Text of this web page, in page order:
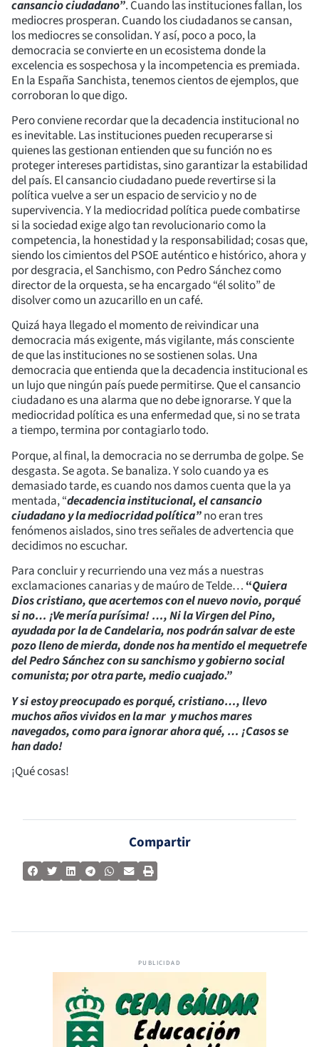
cansancio ciudadano”. Cuando las instituciones fallan, los
mediocres prosperan. Cuando los ciudadanos se cansan,
los mediocres se consolidan. Y así, poco a poco, la
democracia se convierte en un ecosistema donde la
excelencia es sospechosa y la incompetencia es premiada.
En la España Sanchista, tenemos cientos de ejemplos, que
corroboran lo que digo.
Pero conviene recordar que la decadencia institucional no
es inevitable. Las instituciones pueden recuperarse si
quienes las gestionan entienden que su función no es
proteger intereses partidistas, sino garantizar la estabilidad
del país. El cansancio ciudadano puede revertirse si la
política vuelve a ser un espacio de servicio y no de
supervivencia. Y la mediocridad política puede combatirse
si la sociedad exige algo tan revolucionario como la
competencia, la honestidad y la responsabilidad; cosas que,
siendo los cimientos del PSOE auténtico e histórico, ahora y
por desgracia, el Sanchismo, con Pedro Sánchez como
director de la orquesta, se ha encargado “él solito” de
disolver como un azucarillo en un café.
Quizá haya llegado el momento de reivindicar una
democracia más exigente, más vigilante, más consciente
de que las instituciones no se sostienen solas. Una
democracia que entienda que la decadencia institucional es
un lujo que ningún país puede permitirse. Que el cansancio
ciudadano es una alarma que no debe ignorarse. Y que la
mediocridad política es una enfermedad que, si no se trata
a tiempo, termina por contagiarlo todo.
Porque, al final, la democracia no se derrumba de golpe. Se
desgasta. Se agota. Se banaliza. Y solo cuando ya es
demasiado tarde, es cuando nos damos cuenta que la ya
mentada, “decadencia institucional, el cansancio
ciudadano y la mediocridad política”no eran tres
fenómenos aislados, sino tres señales de advertencia que
decidimos no escuchar.
Para concluir y recurriendo una vez más a nuestras
exclamaciones canarias y de maúro de Telde… “Quiera
Dios cristiano, que acertemos con el nuevo novio, porqué
si no… ¡Ve mería purísima! …, Ni la Virgen del Pino,
ayudada por la de Candelaria, nos podrán salvar de este
pozo lleno de mierda, donde nos ha mentido el mequetrefe
del Pedro Sánchez con su sanchismo y gobierno social
comunista; por otra parte, medio cuajado.”
Y si estoy preocupado es porqué, cristiano…, llevo
muchos años vividos en la mar y muchos mares
navegados, como para ignorar ahora qué, … ¡Casos se
han dado!
¡Qué cosas!
Compartir
PUBLICIDAD